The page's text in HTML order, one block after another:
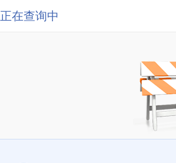
正在查询中